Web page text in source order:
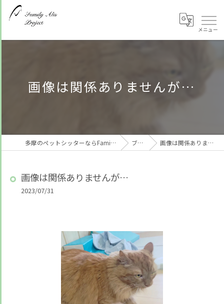
画像は関係ありませんが…
多摩のペットシッターならFamily Alis Project ブログ 画像は関係ありませんが…
画像は関係ありませんが…
2023/07/31